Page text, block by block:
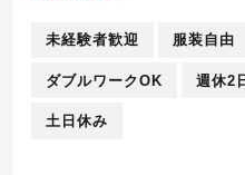
未経験者歓迎 服装自由
ダブルワークOK 週休2
土日休み